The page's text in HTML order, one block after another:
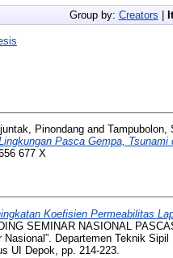
Group by: Creators |
Pinondang and Tampubolon,
Pasca Gempa,
677 X
Koefisien Permeabilitas
SEMINAR NASIONAL
Departemen Teknik
UI Depok, pp. 214-223.